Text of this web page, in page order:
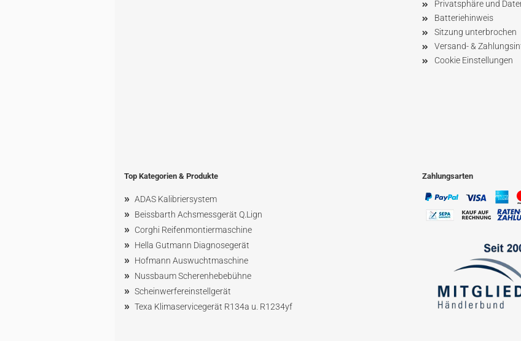
Privatsphäre und
Batteriehinweis
Sitzung unterbrochen
Versand- &
Cookie Einstellungen
Top Kategorien & Produkte
» ADAS Kalibriersystem
» Beissbarth Achsmessgerät Q.Lign
» Corghi Reifenmontiermaschine
» Hella Gutmann Diagnosegerät
» Hofmann Auswuchtmaschine
» NussbaumScherenhebebühne
» Scheinwerfereinstellgerät
» Texa Klimaservicegerät R134a u. R1234yf
Zahlungsarten